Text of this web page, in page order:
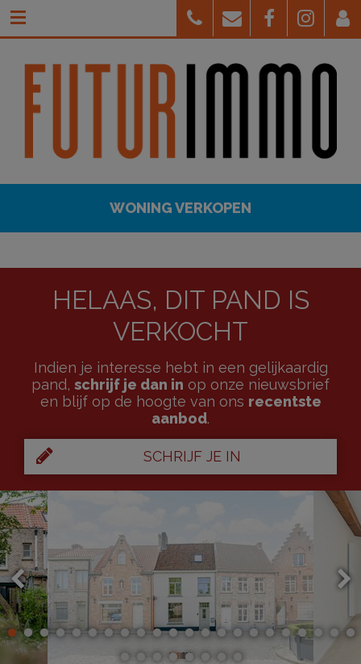
WONING VERKOPEN
HELAAS, DIT PAND IS
VERKOCHT
Indien je interesse hebt in een gelijkaardig
pand, schrijf je dan in op onze nieuwsbrief
en blijf op de hoogte van ons recentste
aanbod.
SCHRIJF JE IN